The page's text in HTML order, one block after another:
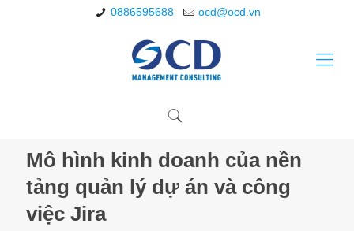
0886595688 ocd@ocd.vn
Mô hình kinh doanh của nền
tảng quản lý dự án và công
việc Jira